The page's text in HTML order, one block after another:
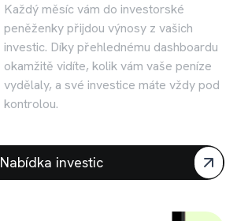
Každý měsíc vám do investorské
peněženky přijdou výnosy z vašich
investic. Díky přehlednému dashboardu
okamžitě vidíte, kolik vám vaše peníze
vydělaly, a své investice máte vždy pod
kontrolou.
Nabídka investic